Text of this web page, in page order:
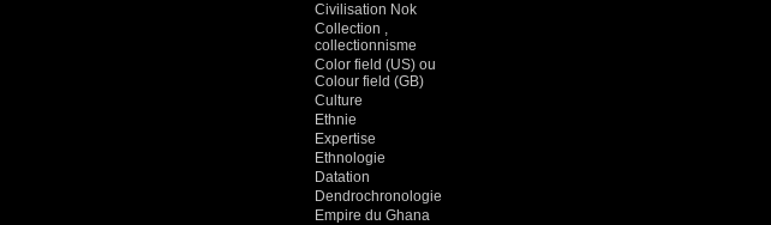
Civilisation Nok
Collection ,
collectionnisme
Color field (US) ou
Colour field (GB)
Culture
Ethnie
Expertise
Ethnologie
Datation
Dendrochronologie
Empire du Ghana